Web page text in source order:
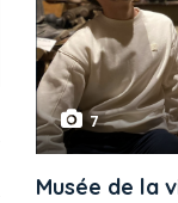
7
Musée de la